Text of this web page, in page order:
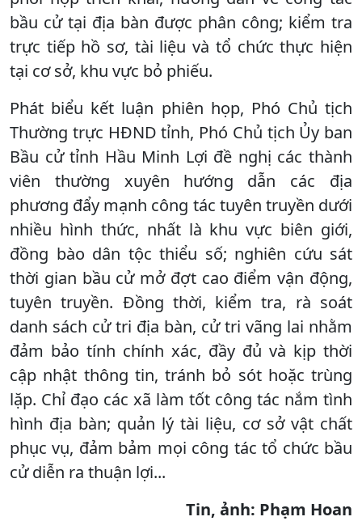
bầu cử tại địa bàn được phân công; kiểm tra
trực tiếp hồ sơ, tài liệu và tổ chức thực hiện
tại cơ sở, khu vực bỏ phiếu.
Phát biểu kết luận phiên họp, Phó Chủ tịch
Thường trực HĐND tỉnh, Phó Chủ tịch Ủy ban
Bầu cử tỉnh Hầu Minh Lợi đề nghị các thành
viên thường xuyên hướng dẫn các địa
phương đẩy mạnh công tác tuyên truyền dưới
nhiều hình thức, nhất là khu vực biên giới,
đồng bào dân tộc thiểu số; nghiên cứu sát
thời gian bầu cử mở đợt cao điểm vận động,
tuyên truyền. Đồng thời, kiểm tra, rà soát
danh sách cử tri địa bàn, cử tri vãng lai nhằm
đảm bảo tính chính xác, đầy đủ và kịp thời
cập nhật thông tin, tránh bỏ sót hoặc trùng
lặp. Chỉ đạo các xã làm tốt công tác nắm tình
hình địa bàn; quản lý tài liệu, cơ sở vật chất
phục vụ, đảm bảm mọi công tác tổ chức bầu
cử diễn ra thuận lợi...
Tin, ảnh: Phạm Hoan